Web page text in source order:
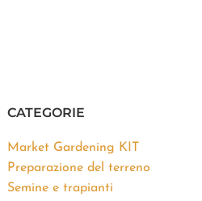
CATEGORIE
Market Gardening KIT
Preparazione del terreno
Semine e trapianti